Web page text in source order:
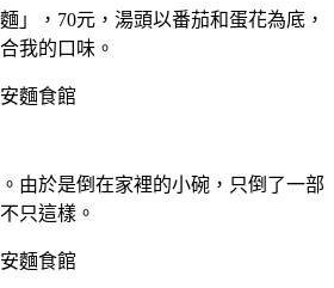
」，70元，湯頭以番茄和蛋花為底，
我的口味。
由於是倒在家裡的小碗，只倒了一部
只這樣。